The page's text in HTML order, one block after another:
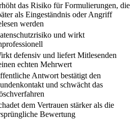
das Risiko für Formulierungen, die
als Eingeständnis oder Angriff
werden
und wirkt
defensiv und liefert Mitlesenden
echten Mehrwert
Antwort bestätigt den
und schwächt das
dem Vertrauen stärker als die
Bewertung